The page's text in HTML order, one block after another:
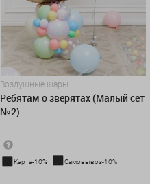
Воздушные шары
Ребятам о зверятах (Малый сет
№2)
Карта-10% Самовывоз-10%